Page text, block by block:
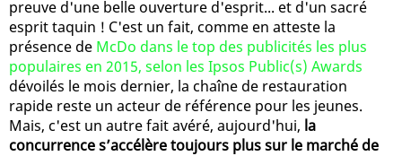
preuve d'une belle ouverture d'esprit... et d'un sacré
esprit taquin ! C'est un fait, comme en atteste la
présence de McDo dans le top des publicités les plus
populaires en 2015, selon les Ipsos Public(s) Awards
dévoilés le mois dernier, la chaîne de restauration
rapide reste un acteur de référence pour les jeunes.
Mais, c'est un autre fait avéré, aujourd'hui, la
concurrence s’accélère toujours plus sur le marché de